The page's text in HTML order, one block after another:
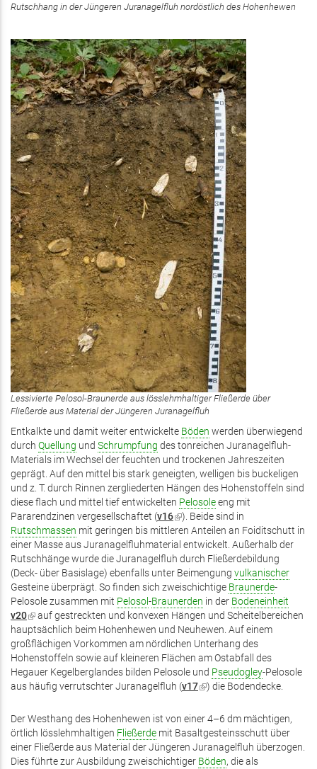
Rutschhang in der Jüngeren Juranagelfluh nordöstlich des Hohenhewen
Lessivierte Pelosol-Braunerde aus lösslehmhaltiger Fließerde über
Fließerde aus Material der Jüngeren Juranagelfluh
Entkalkte und damit weiter entwickelte Böden werden überwiegend
durch Quellung und Schrumpfung des tonreichen Juranagelfluh-
Materials im Wechsel der feuchten und trockenen Jahreszeiten
geprägt. Auf den mittel bis stark geneigten, welligen bis buckeligen
und z. T. durch Rinnen zergliederten Hängen des Hohenstoffeln sind
diese flach und mittel tief entwickelten Pelosoleeng mit
Pararendzinen vergesellschaftet (v16(Link
ist
extern)
). Beide sind in
Rutschmassen mit geringen bis mittleren Anteilen an Foiditschutt in
einer Masse aus Juranagelfluhmaterial entwickelt. Außerhalb der
Rutschhänge wurde die Juranagelfluh durch Fließerdebildung
(Deck- über Basislage) ebenfalls unter Beimengung vulkanischer
Gesteine überprägt. So finden sich zweischichtige Braunerde-
Pelosole zusammen mit Pelosol-Braunerden in der Bodeneinheit
v20(Link
ist
extern)
auf gestreckten und konvexen Hängen und Scheitelbereichen
hauptsächlich beim Hohenhewen und Neuhewen. Auf einem
großflächigen Vorkommen am nördlichen Unterhang des
Hohenstoffeln sowie auf kleineren Flächen am Ostabfall des
Hegauer Kegelberglandes bilden Pelosole und Pseudogley-Pelosole
aus häufig verrutschter Juranagelfluh (v17(Link
extern)
) die Bodendecke.
Der Westhang des Hohenhewen ist von einer 4–6 dm mächtigen,
örtlich lösslehmhaltigen Fließerde mit Basaltgesteinsschutt über
einer Fließerde aus Material der Jüngeren Juranagelfluh überzogen.
Dies führte zur Ausbildung zweischichtiger Böden, die als